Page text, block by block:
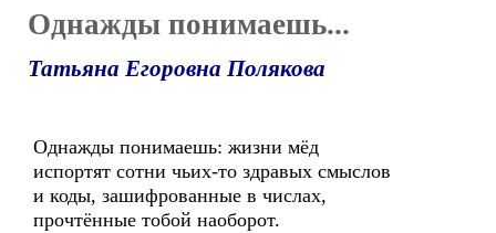
Однажды понимаешь...
Татьяна Егоровна Полякова
Однажды понимаешь: жизни мёд
испортят сотни чьих-то здравых смыслов
и коды, зашифрованные в числах,
прочтённые тобой наоборот.